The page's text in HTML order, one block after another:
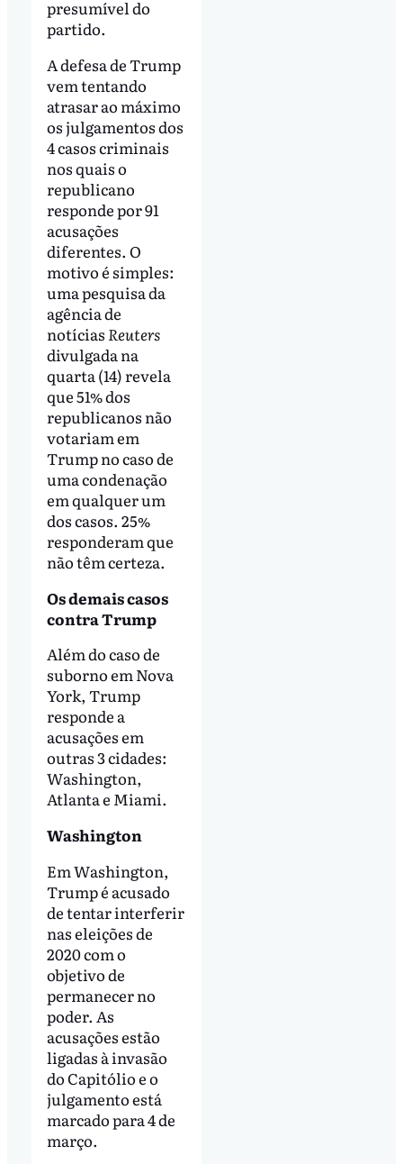
presumível do
partido.
A defesa de Trump
vem tentando
atrasar ao máximo
os julgamentos dos
4 casos criminais
nos quais o
republicano
responde por 91
acusações
diferentes. O
motivo é simples:
uma pesquisa da
agência de
notícias Reuters
divulgada na
quarta (14) revela
que 51% dos
republicanos não
votariam em
Trump no caso de
uma condenação
em qualquer um
dos casos. 25%
responderam que
não têm certeza.
Os demais casos
contra Trump
Além do caso de
suborno em Nova
York, Trump
responde a
acusações em
outras 3 cidades:
Washington,
Atlanta e Miami.
Washington
Em Washington,
Trump é acusado
de tentar interferir
nas eleições de
2020 com o
objetivo de
permanecer no
poder. As
acusações estão
ligadas à invasão
do Capitólio e o
julgamento está
marcado para 4 de
março.